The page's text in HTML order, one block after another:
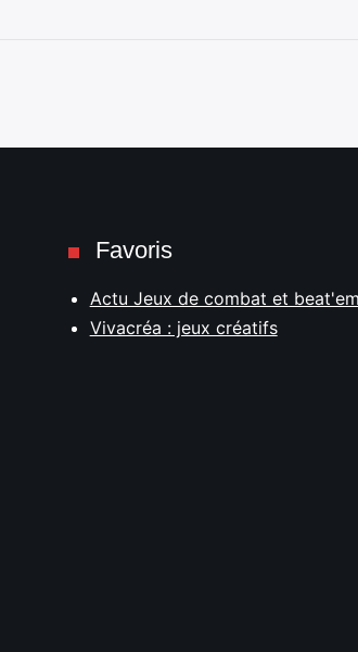
Favoris
Actu Jeux de combat et
Vivacréa : jeux créatifs